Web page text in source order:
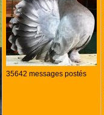
35642 messages postés